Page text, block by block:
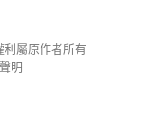
利屬原作者所有
明